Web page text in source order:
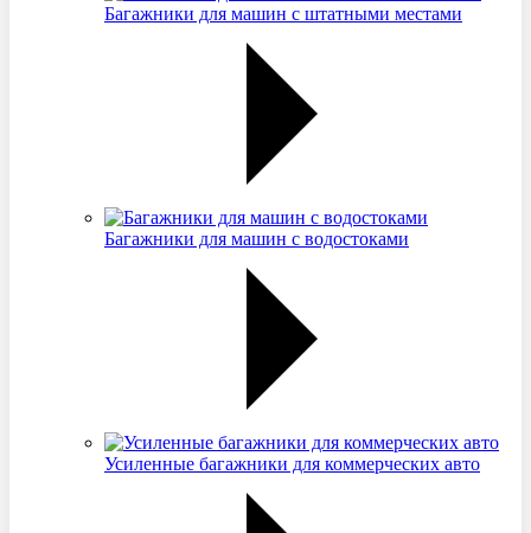
Багажники для машин с штатными местами
Багажники для машин с водостоками
Усиленные багажники для коммерческих авто